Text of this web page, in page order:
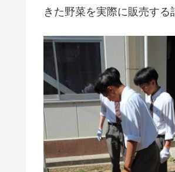
きた野菜を実際に販売する